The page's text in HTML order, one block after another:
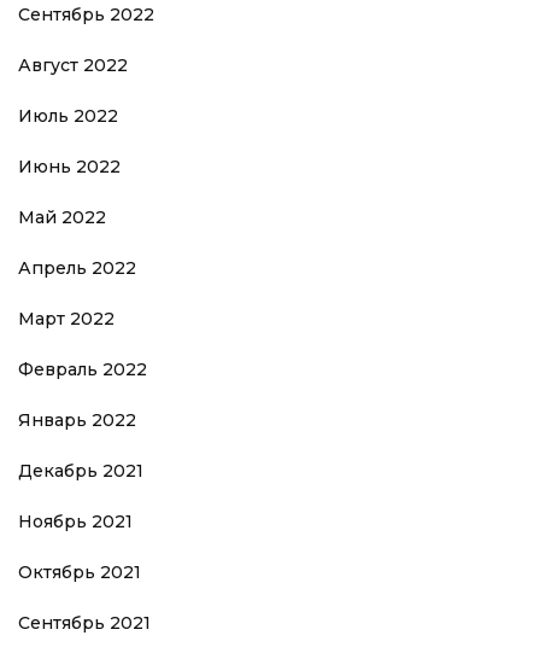
Сентябрь 2022
Август 2022
Июль 2022
Июнь 2022
Май 2022
Апрель 2022
Март 2022
Февраль 2022
Январь 2022
Декабрь 2021
Ноябрь 2021
Октябрь 2021
Сентябрь 2021